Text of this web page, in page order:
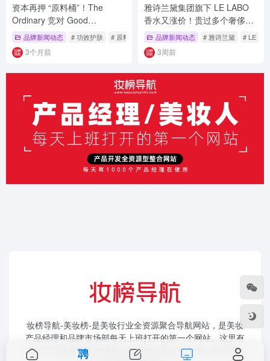
资本再押 “原料桶”！The
Ordinary 竞对 Good
Molecules 获投
品牌新闻动态 # 功效护肤 # 原料桶 # 平价护肤
3个月前
雅诗兰黛集团旗下 LE LABO
香水又涨价！贵过多个奢侈品
牌 品牌新闻动态 # 雅诗兰黛 # LE
3周前
妆榜导航-美妆榜-是美妆行业全资源聚合导航网站，是美妆
产品经理和品牌市场部每天上班打开的第一个网站。这里有
美妆产业链最完整的信息入口，助力美妆从业者一站式获取